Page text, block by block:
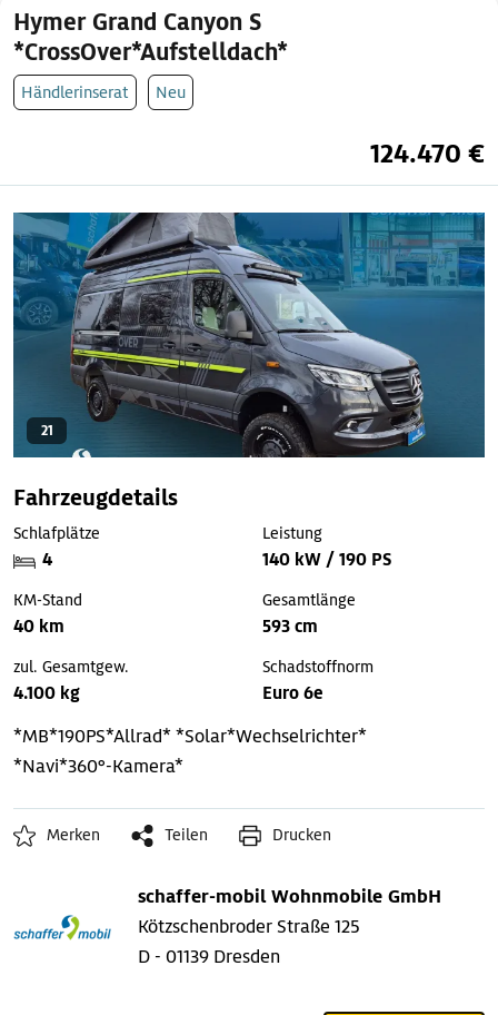
Hymer Grand Canyon S
*CrossOver*Aufstelldach*
Händlerinserat Neu
124.470 €
21
Fahrzeugdetails
Schlafplätze
4
Leistung
140 kW / 190 PS
KM-Stand
40 km
Gesamtlänge
593 cm
zul. Gesamtgew.
4.100 kg
Schadstoffnorm
Euro 6e
*MB*190PS*Allrad**Solar*Wechselrichter*
*Navi*360°-Kamera*
Merken Teilen Drucken
schaffer-mobil Wohnmobile GmbH
Kötzschenbroder Straße 125
D - 01139 Dresden